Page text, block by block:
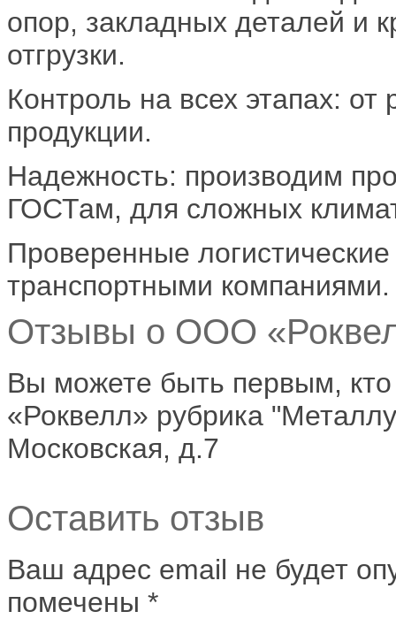
опор, закладных деталей и
отгрузки.
Контроль на всех этапах: от
продукции.
Надежность: производим
ГОСТам, для сложных
Проверенные
транспортными компаниями.
Отзывы о ООО
Вы можете быть первым,
«Роквелл» рубрика
Московская, д.7
Оставить отзыв
Ваш адрес email не будет
помечены *